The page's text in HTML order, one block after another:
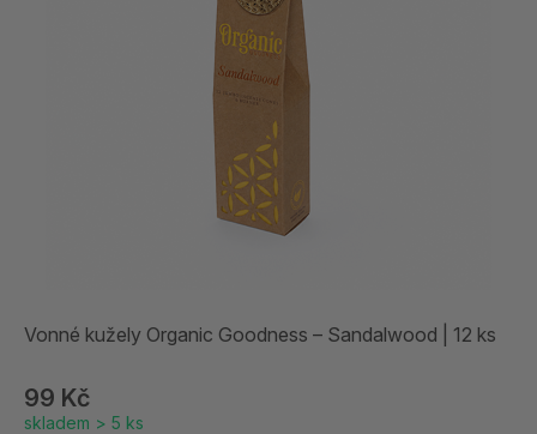
Vonné kužely Organic Goodness – Sandalwood | 12 ks
99 Kč
skladem > 5 ks